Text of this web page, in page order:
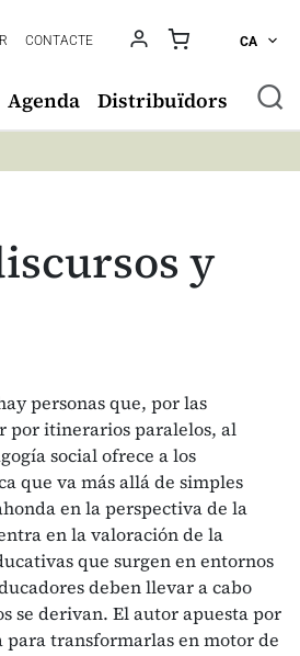
CONTACTE CA
Agenda Distribuïdors
y
personas que, por las
por itinerarios paralelos, al
social ofrece a los
que va más allá de simples
en la perspectiva de la
en la valoración de la
que surgen en entornos
deben llevar a cabo
se derivan. El autor apuesta por
transformarlas en motor de